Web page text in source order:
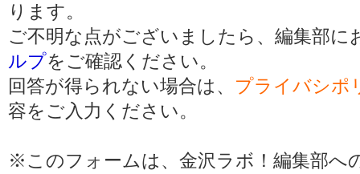
ります。
ご不明な点がございましたら、編集部
ルプをご確認ください。
回答が得られない場合は、 プライバシポ
容をご入力ください。
※このフォームは、金沢ラボ！編集部へ